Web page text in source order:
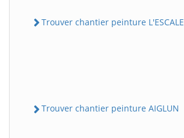
Trouver chantier peinture L'ESCALE
Trouver chantier peinture AIGLUN